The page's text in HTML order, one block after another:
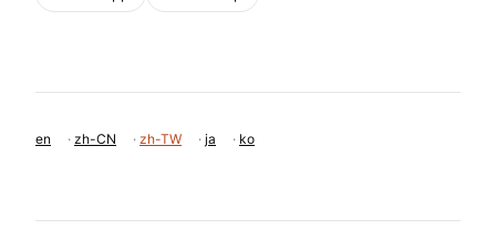
en · zh-CN · zh-TW · ja · ko